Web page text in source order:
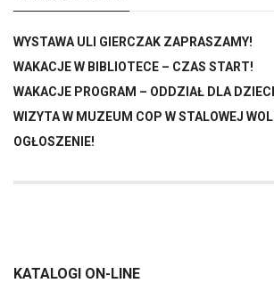
WYSTAWA ULI GIERCZAK ZAPRASZAMY!
WAKACJE W BIBLIOTECE – CZAS START!
WAKACJE PROGRAM – ODDZIAŁ DLA DZIECI
WIZYTA W MUZEUM COP W STALOWEJ WOLI
OGŁOSZENIE!
KATALOGI ON-LINE